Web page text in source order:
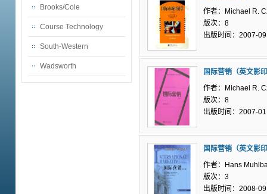
Brooks/Cole
Course Technology
South-Western
Wadsworth
作者：Michael R.
版次：8
出版时间：2007-09
国际营销（英文影
作者：Michael R.
版次：8
出版时间：2007-01
国际营销（英文影
作者：Hans
版次：3
出版时间：2008-09